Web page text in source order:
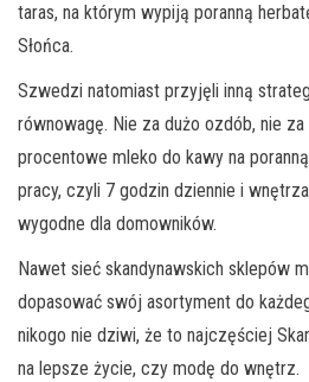
taras, na którym wypiją poranną
Słońca.
Szwedzi natomiast przyjęli inną
równowagę. Nie za dużo ozdób, nie
procentowe mleko do kawy na
pracy, czyli 7 godzin dziennie i
wygodne dla domowników.
Nawet sieć skandynawskich sklepów
dopasować swój asortyment do
nikogo nie dziwi, że to najczęściej
na lepsze życie, czy modę do wnętrz.